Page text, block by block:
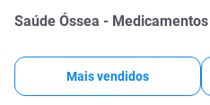
Saúde Óssea - Medicamentos
Mais vendidos